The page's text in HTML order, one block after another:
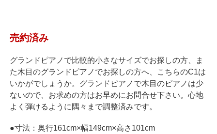
ベヒシュタイングランドピアノ
ベヒシュタインアップライトピアノ
ホフマングランドピアノ
ホフマンアップライトピアノ
中古ピアノ
売約済み
グランドピアノで比較的小さなサイズでお探しの方、ま
た木目のグランドピアノでお探しの方へ、こちらのC1は
いかがでしょうか。グランドピアノで木目のピアノは少
ないので、お求めの方はお早めにお問合せ下さい。心地
よく弾けるように隅々まで調整済みです。
●寸法：奥行161cm×幅149cm×高さ101cm